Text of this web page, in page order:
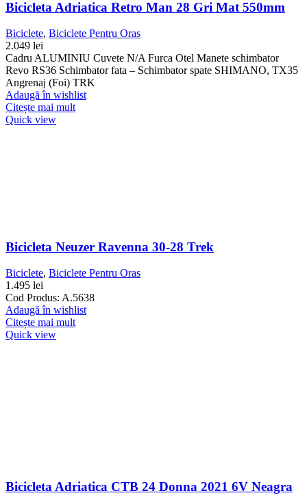
Bicicleta Adriatica Retro Man 28 Gri Mat 550mm
Biciclete, Biciclete Pentru Oras
2.049 lei
Cadru ALUMINIU Cuvete N/A Furca Otel Manete schimbator
Revo RS36 Schimbator fata – Schimbator spate SHIMANO, TX35
Angrenaj (Foi) TRK
Adaugă în wishlist
Citește mai mult
Quick view
Bicicleta Neuzer Ravenna 30-28 Trek
Biciclete, Biciclete Pentru Oras
1.495 lei
Cod Produs: A.5638
Adaugă în wishlist
Citește mai mult
Quick view
Bicicleta Adriatica CTB 24 Donna 2021 6V Neagra